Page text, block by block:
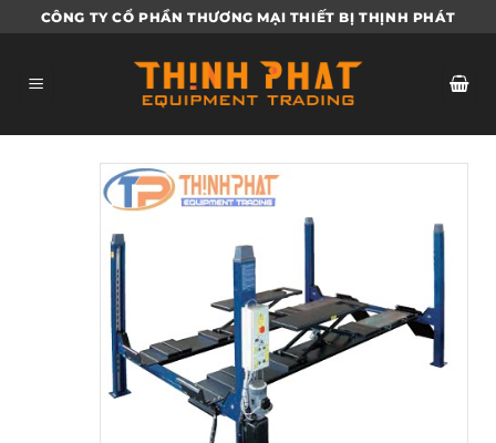
qua
dung
CÔNG TY CỔ PHẦN THƯƠNG MẠI THIẾT BỊ THỊNH PHÁT